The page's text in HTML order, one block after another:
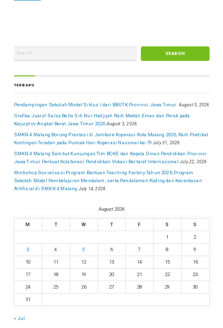
TERBARU
Pendampingan Sekolah Model Siklus I dari BBGTK Provinsi Jawa Timur. August 5, 2026
Grafika Juara! Salsa Bella Siti Nur Hadjijah Raih Medali Emas dan Perak pada
Kejurprov Angkat Berat Jawa Timur 2026 August 3, 2026
SMKN 4 Malang Borong Prestasi di Jambore Koperasi Kota Malang 2026, Raih Predikat
Kontingen Teladan pada Puncak Hari Koperasi Nasional ke-79 July 31, 2026
SMKN 4 Malang Sambut Kunjungan Tim BOKE dan Kepala Dinas Pendidikan Provinsi
Jawa Timur Perkuat Kolaborasi Pendidikan Vokasi Bertaraf Internasional July 22, 2026
Workshop Sosialisasi Program Bantuan Teaching Factory Tahun 2026, Program
Sekolah Model Pembelajaran Mendalam, serta Pendalaman Koding dan Kecerdasan
Artifisial di SMKN 4 Malang July 14, 2026
August 2026
M T W T F S S
1 2
3 4 5 6 7 8 9
10 11 12 13 14 15 16
17 18 19 20 21 22 23
24 25 26 27 28 29 30
31
« Jul